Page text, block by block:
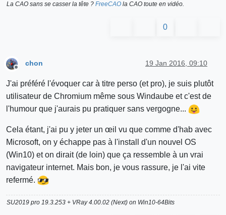
La CAO sans se casser la tête ? FreeCAO la CAO toute en vidéo.
0
Offline
chon 19 Jan 2016, 09:10
J'ai préféré l'évoquer car à titre perso (et pro), je suis plutôt
utilisateur de Chromium même sous Windaube et c'est de
l'humour que j'aurais pu pratiquer sans vergogne...
Cela étant, j'ai pu y jeter un œil vu que comme d'hab avec
Microsoft, on y échappe pas à l'install d'un nouvel OS
(Win10) et on dirait (de loin) que ça ressemble à un vrai
navigateur internet. Mais bon, je vous rassure, je l'ai vite
refermé.
SU2019 pro 19.3.253 + VRay 4.00.02 (Next) on Win10-64Bits